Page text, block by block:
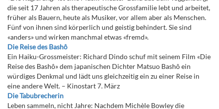
die seit 17 Jahren als therapeutische Grossfamilie lebt und arbeitet,
früher als Bauern, heute als Musiker, vor allem aber als Menschen.
Fünf von ihnen sind körperlich und geistig behindert. Sie sind
«anders» und wirken manchmal etwas «fremd».
Die Reise des Bashô
Ein Haiku-Grossmeister: Richard Dindo schuf mit seinem Film «Die
Reise des Bashô» dem japanischen Dichter Matsuo Bashô ein
würdiges Denkmal und lädt uns gleichzeitig ein zu einer Reise in
eine andere Welt. – Kinostart 7. März
Die Tabubrecherin
Leben sammeln, nicht Jahre: Nachdem Michèle Bowley die